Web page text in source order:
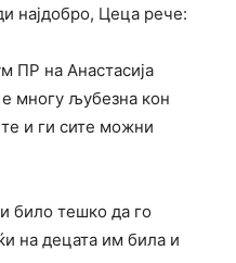
најдобро, Цеца рече:
ПР на Анастасија
е многу љубезна кон
и ги сите можни
било тешко да го
на децата им била и